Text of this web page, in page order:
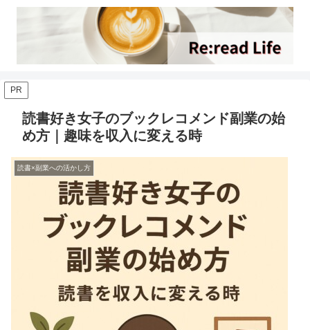
PR
読書好き女子のブックレコメンド副業の始
め方｜趣味を収入に変える時
読書×副業への活かし方